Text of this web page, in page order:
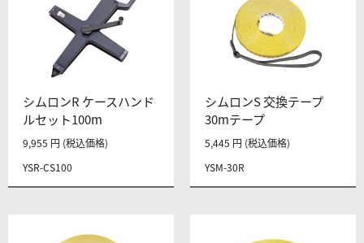
シムロンR ケースハンド
ルセット100m
YSR-CS100
9,955 円 (税込価格)
シムロンS 交換テープ
30mテープ
YSM-30R
5,445 円 (税込価格)